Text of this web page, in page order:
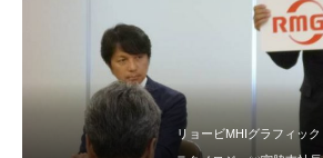
リョービMHIグラフィック